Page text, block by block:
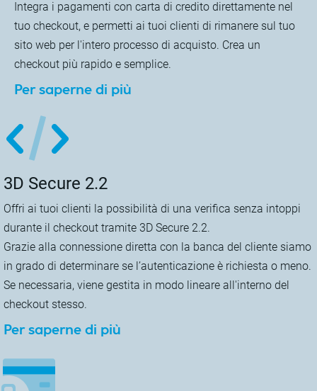
Integra i pagamenti con carta di credito direttamente nel
tuo checkout, e permetti ai tuoi clienti di rimanere sul tuo
sito web per l'intero processo di acquisto. Crea un
checkout più rapido e semplice.
Per saperne di più
3D Secure 2.2
Offri ai tuoi clienti la possibilità di una verifica senza intoppi
durante il checkout tramite 3D Secure 2.2.
Grazie alla connessione diretta con la banca del cliente siamo
in grado di determinare se l’autenticazione è richiesta o meno.
Se necessaria, viene gestita in modo lineare all'interno del
checkout stesso.
Per saperne di più